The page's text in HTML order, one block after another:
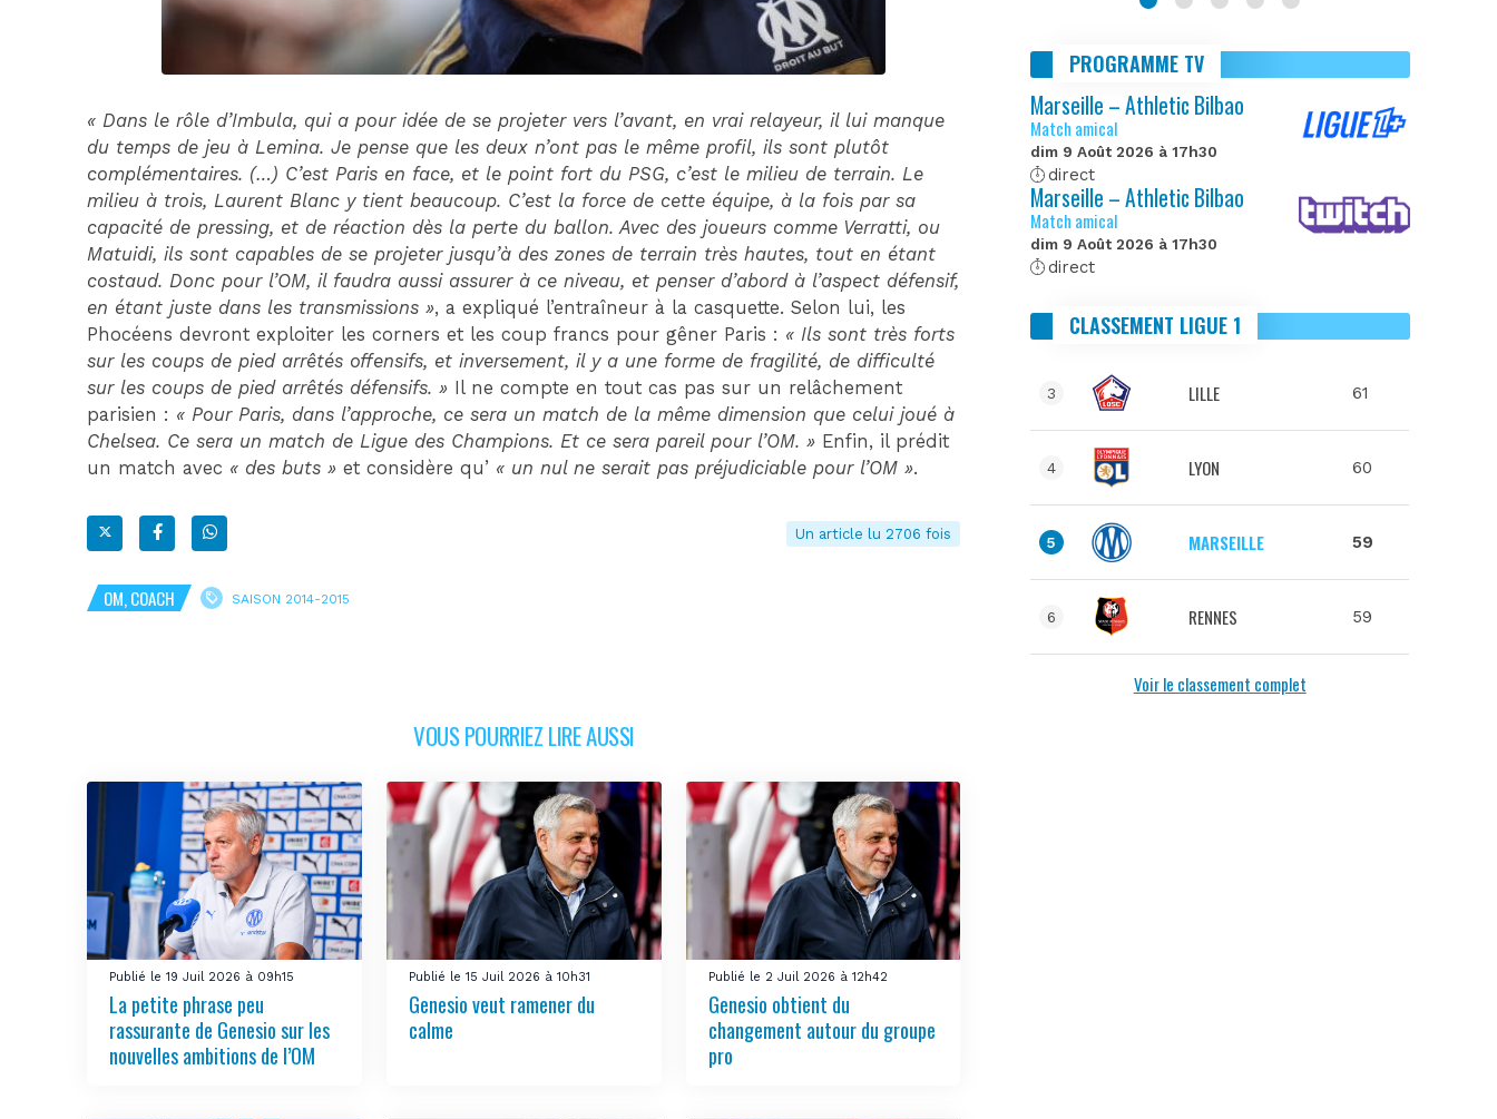
« Dans le rôle d’Imbula, qui a pour idée de se projeter vers l’avant, en vrai relayeur, il lui manque
du temps de jeu à Lemina. Je pense que les deux n’ont pas le même profil, ils sont plutôt
complémentaires. (…) C’est Paris en face, et le point fort du PSG, c’est le milieu de terrain. Le
milieu à trois, Laurent Blanc y tient beaucoup. C’est la force de cette équipe, à la fois par sa
capacité de pressing, et de réaction dès la perte du ballon. Avec des joueurs comme Verratti, ou
Matuidi, ils sont capables de se projeter jusqu’à des zones de terrain très hautes, tout en étant
costaud. Donc pour l’OM, il faudra aussi assurer à ce niveau, et penser d’abord à l’aspect défensif,
en étant juste dans les transmissions », a expliqué l’entraîneur à la casquette. Selon lui, les
Phocéens devront exploiter les corners et les coup francs pour gêner Paris : « Ils sont très forts
sur les coups de pied arrêtés offensifs, et inversement, il y a une forme de fragilité, de difficulté
sur les coups de pied arrêtés défensifs. » Il ne compte en tout cas pas sur un relâchement
parisien : « Pour Paris, dans l’approche, ce sera un match de la même dimension que celui joué à
Chelsea. Ce sera un match de Ligue des Champions. Et ce sera pareil pour l’OM. » Enfin, il prédit
un match avec « des buts » et considère qu’ « un nul ne serait pas préjudiciable pour l’OM ».
Un article lu 2706 fois
OM, COACH SAISON 2014-2015
VOUS POURRIEZ LIRE AUSSI
Publié le 19 Juil 2026 à 09h15
La petite phrase peu
rassurante de Genesio sur les
nouvelles ambitions de l’OM
Publié le 15 Juil 2026 à 10h31
Genesio veut ramener du
calme
Publié le 2 Juil 2026 à 12h42
Genesio obtient du
changement autour du groupe
pro
PROGRAMME TV
Marseille – Athletic Bilbao
Match amical
dim 9 Août 2026 à 17h30
direct
Marseille – Athletic Bilbao
Match amical
dim 9 Août 2026 à 17h30
direct
CLASSEMENT LIGUE 1
3 LILLE 61
4 LYON 60
5 MARSEILLE 59
6 RENNES 59
Voir le classement complet